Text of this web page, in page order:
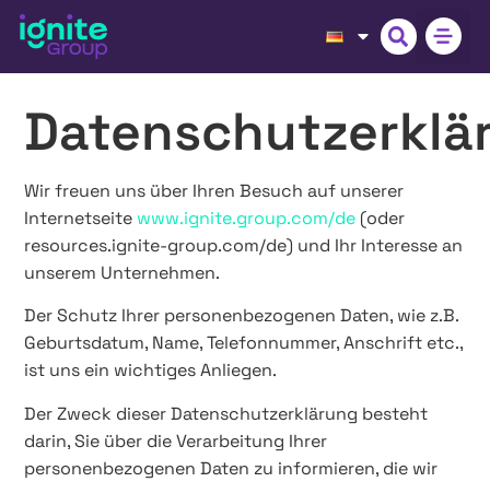
Wir freuen uns über Ihren Besuch auf unserer
Internetseite www.ignite.group.com/de (oder
resources.ignite-group.com/de) und Ihr Interesse an
unserem Unternehmen.
Der Schutz Ihrer personenbezogenen Daten, wie z.B.
Geburtsdatum, Name, Telefonnummer, Anschrift etc.,
ist uns ein wichtiges Anliegen.
Der Zweck dieser Datenschutzerklärung besteht
darin, Sie über die Verarbeitung Ihrer
personenbezogenen Daten zu informieren, die wir